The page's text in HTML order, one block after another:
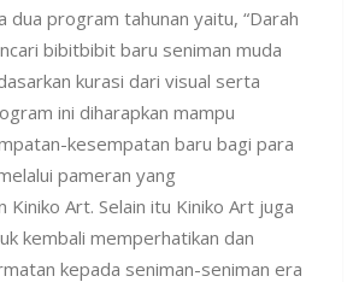
dua program tahunan yaitu, “Darah
bibitbibit baru seniman muda
kurasi dari visual serta
ini diharapkan mampu
kesempatan baru bagi para
pameran yang
Kiniko Art. Selain itu Kiniko Art juga
kembali memperhatikan dan
kepada seniman-seniman era